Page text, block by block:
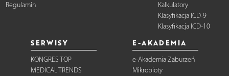
Regulamin
Kalkulatory
Klasyfikacja ICD-9
Klasyfikacja ICD-10
SERWISY
KONGRES TOP
MEDICAL TRENDS
E-AKADEMIA
e-Akademia Zaburzeń
Mikrobioty